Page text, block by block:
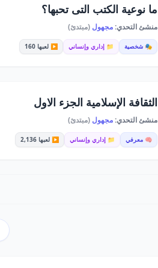
ما نوعية الكتب التى تحبها؟
منشئ التحدي:مجهول (مبتدئ)
🎭 شخصية 📁 إداري وإنساني ▶️ لعبها 160
الثقافة الإسلامية الجزء الاول
منشئ التحدي:مجهول (مبتدئ)
🧠 معرفي 📁 إداري وإنساني ▶️ لعبها 2,136